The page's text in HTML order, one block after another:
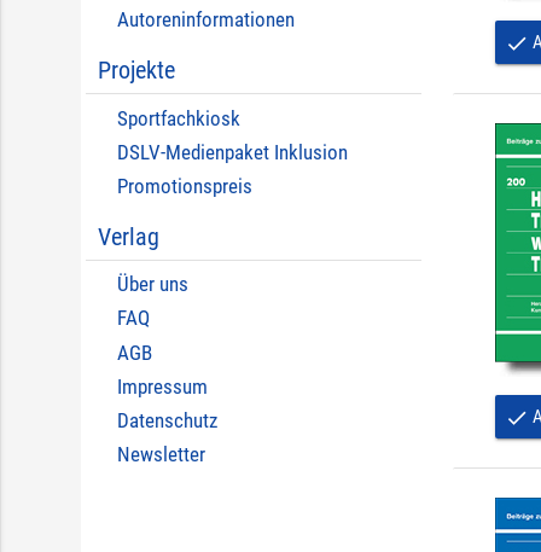
Autoreninformationen
Projekte
Sportfachkiosk
DSLV-Medienpaket Inklusion
Promotionspreis
Verlag
Über uns
FAQ
AGB
Impressum
Datenschutz
Newsletter
done
done